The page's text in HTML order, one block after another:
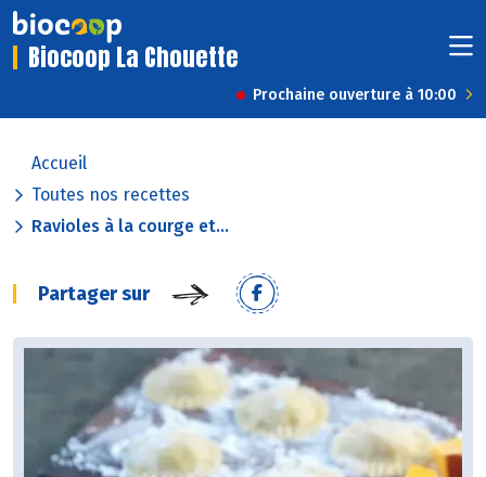
Biocoop La Chouette
Prochaine ouverture à 10:00
Accueil
Toutes nos recettes
Ravioles à la courge et...
Partager sur